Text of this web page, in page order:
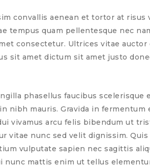
convallis aenean et tortor at
tempus quam pellentesque nec
consectetur. Ultrices vitae
sit amet dictum sit amet justo
phasellus faucibus
mauris. Gravida in
vivamus arcu felis bibendum ut
nunc sed velit dignissim.
vulputate sapien nec sagittis
nunc mattis enim ut tellus